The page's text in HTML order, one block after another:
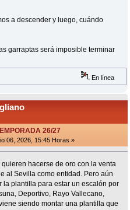
a descender y luego, cuándo
garraptas será imposible terminar
En línea
26/27
06, 2026, 15:45 Horas »
hacerse de oro con la venta
al Sevilla como entidad. Pero aún
la plantilla para estar un escalón por
Deportivo, Rayo Vallecano,
siendo montar una plantilla que